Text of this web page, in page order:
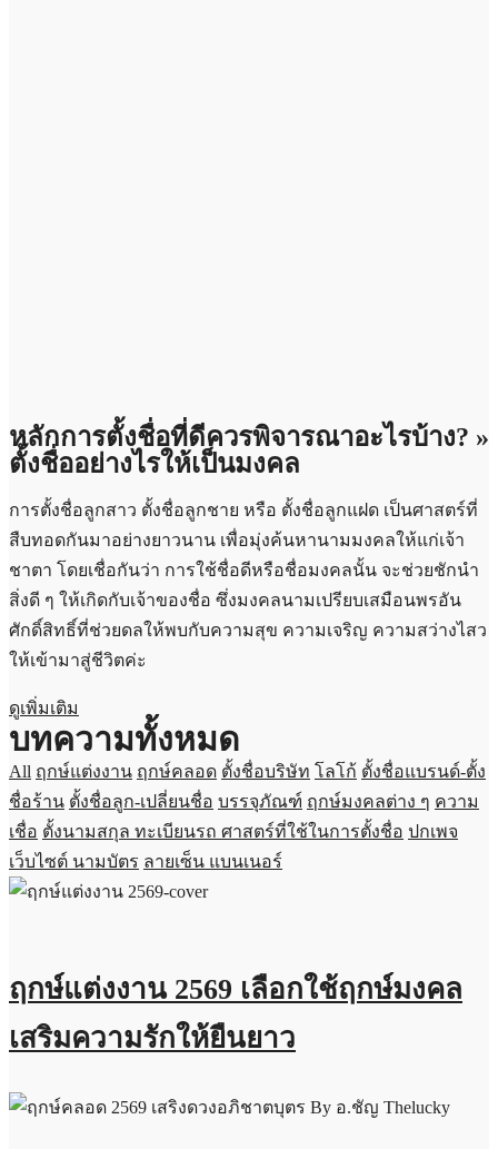
หลักการตั้งชื่อที่ดีควรพิจารณาอะไรบ้าง? »
ตั้งชื่ออย่างไรให้เป็นมงคล
การตั้งชื่อลูกสาว ตั้งชื่อลูกชาย หรือ ตั้งชื่อลูกแฝด เป็นศาสตร์ที่
สืบทอดกันมาอย่างยาวนาน เพื่อมุ่งค้นหานามมงคลให้แก่เจ้า
ชาตา โดยเชื่อกันว่า การใช้ชื่อดีหรือชื่อมงคลนั้น จะช่วยชักนำ
สิ่งดี ๆ ให้เกิดกับเจ้าของชื่อ ซึ่งมงคลนามเปรียบเสมือนพรอัน
ศักดิ์สิทธิ์ที่ช่วยดลให้พบกับความสุข ความเจริญ ความสว่างไสว
ให้เข้ามาสู่ชีวิตค่ะ
ดูเพิ่มเติม
บทความทั้งหมด
All ฤกษ์แต่งงาน ฤกษ์คลอด ตั้งชื่อบริษัท โลโก้ ตั้งชื่อแบรนด์-ตั้ง
ชื่อร้าน ตั้งชื่อลูก-เปลี่ยนชื่อ บรรจุภัณฑ์ ฤกษ์มงคลต่าง ๆ ความ
เชื่อ ตั้งนามสกุล ทะเบียนรถ ศาสตร์ที่ใช้ในการตั้งชื่อ ปกเพจ
เว็บไซต์ นามบัตร ลายเซ็น แบนเนอร์
ฤกษ์แต่งงาน 2569 เลือกใช้ฤกษ์มงคล
เสริมความรักให้ยืนยาว